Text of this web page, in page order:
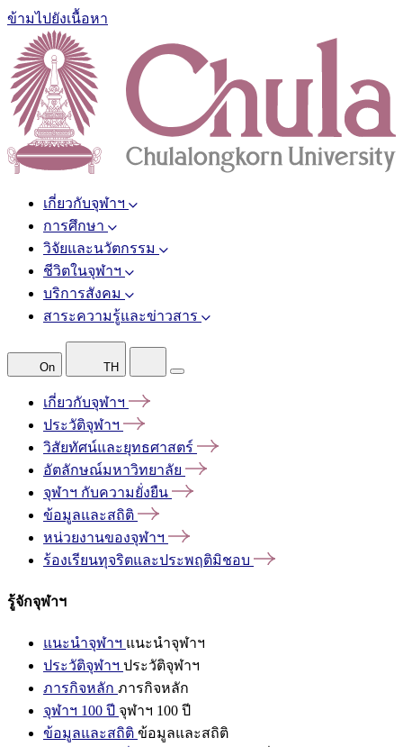
ข้ามไปยังเนื้อหา
เกี่ยวกับจุฬาฯ
การศึกษา
วิจัยและนวัตกรรม
ชีวิตในจุฬาฯ
บริการสังคม
สาระความรู้และข่าวสาร
On TH
เกี่ยวกับจุฬาฯ
ประวัติจุฬาฯ
วิสัยทัศน์และยุทธศาสตร์
อัตลักษณ์มหาวิทยาลัย
จุฬาฯ กับความยั่งยืน
ข้อมูลและสถิติ
หน่วยงานของจุฬาฯ
ร้องเรียนทุจริตและประพฤติมิชอบ
รู้จักจุฬาฯ
แนะนำจุฬาฯ แนะนำจุฬาฯ
ประวัติจุฬาฯ ประวัติจุฬาฯ
ภารกิจหลัก ภารกิจหลัก
จุฬาฯ 100 ปี จุฬาฯ 100 ปี
ข้อมูลและสถิติ ข้อมูลและสถิติ